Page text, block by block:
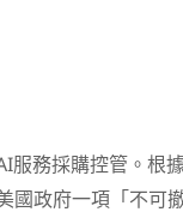
服務採購控管。根
國政府一項「不可